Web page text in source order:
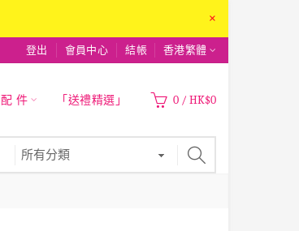
×
登出 會員中心 結帳 香港繁體
配 件 「送禮精選」 0 / HK$0